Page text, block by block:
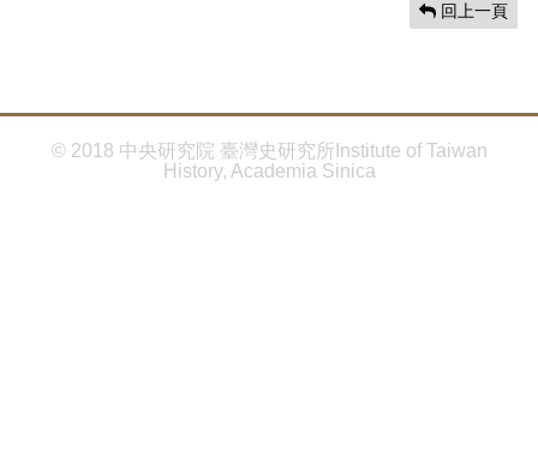
回上一頁
© 2018 中央研究院 臺灣史研究所Institute of Taiwan
History, Academia Sinica